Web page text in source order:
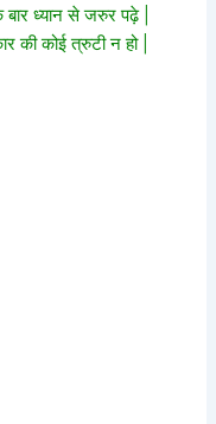
ध्यान से जरुर पढ़े |
कोई त्रुटी न हो |